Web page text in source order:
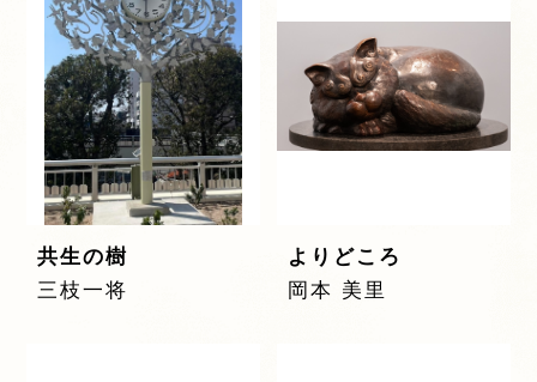
共生の樹
三枝一将
よりどころ
岡本 美里